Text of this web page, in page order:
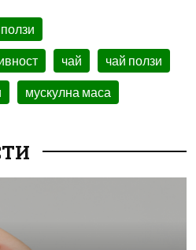
чай чай ползи
мускулна маса